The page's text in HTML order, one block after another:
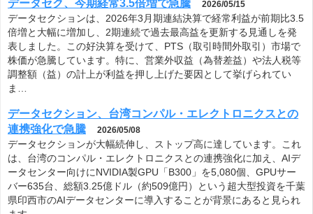
データセク、今期経常3.5倍増で急騰 2026/05/15
データセクションは、2026年3月期連結決算で経常利益が前期比3.5
倍増と大幅に増加し、2期連続で過去最高益を更新する見通しを発
表しました。この好決算を受けて、PTS（取引時間外取引）市場で
株価が急騰しています。特に、営業外収益（為替差益）や法人税等
調整額（益）の計上が利益を押し上げた要因として挙げられてい
ま…
データセクション、台湾コンパル・エレクトロニクスとの
連携強化で急騰
2026/05/08
データセクションが大幅続伸し、ストップ高に達しています。これ
は、台湾のコンパル・エレクトロニクスとの連携強化に加え、AIデ
ータセンター向けにNVIDIA製GPU「B300」を5,080個、GPUサー
バー635台、総額3.25億ドル（約509億円）という超大型投資を千葉
県印西市のAIデータセンターに導入することが背景にあると見られ